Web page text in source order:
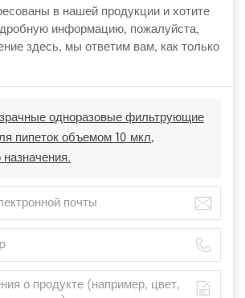
в нашей продукции и хотите
информацию, пожалуйста,
здесь, мы ответим вам, как только
одноразовые фильтрующие
пипеток объемом 10 мкл,
назначения.